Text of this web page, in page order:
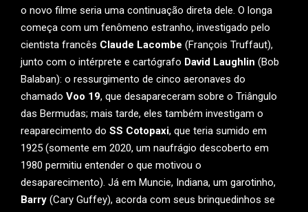
o novo filme seria uma continuação direta dele. O longa
começa com um fenômeno estranho, investigado pelo
cientista francês Claude Lacombe (François Truffaut),
junto com o intérprete e cartógrafo David Laughlin (Bob
Balaban): o ressurgimento de cinco aeronaves do
chamado Voo 19, que desapareceram sobre o Triângulo
das Bermudas; mais tarde, eles também investigam o
reaparecimento do SS Cotopaxi, que teria sumido em
1925 (somente em 2020, um naufrágio descoberto em
1980 permitiu entender o que motivou o
desaparecimento). Já em Muncie, Indiana, um garotinho,
Barry (Cary Guffey), acorda com seus brinquedinhos se